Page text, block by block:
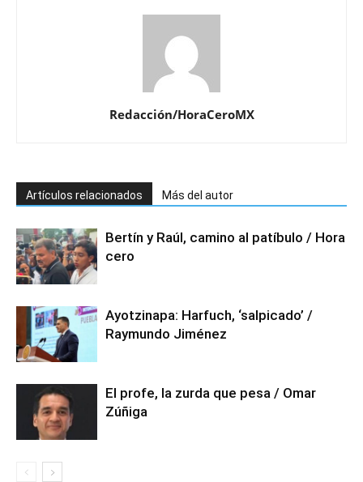
Redacción/HoraCeroMX
Artículos relacionados Más del autor
Bertín y Raúl, camino al patíbulo / Hora
cero
Ayotzinapa: Harfuch, ‘salpicado’ /
Raymundo Jiménez
El profe, la zurda que pesa / Omar
Zúñiga